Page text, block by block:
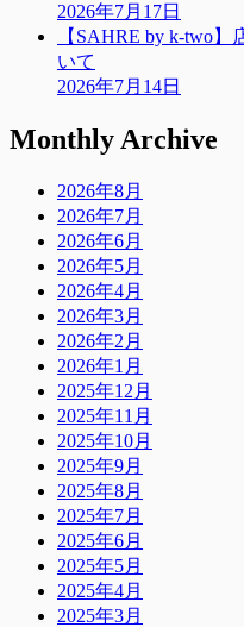
2026年7月17日
【SAHRE by k-two
いて
2026年7月14日
Monthly Archive
2026年8月
2026年7月
2026年6月
2026年5月
2026年4月
2026年3月
2026年2月
2026年1月
2025年12月
2025年11月
2025年10月
2025年9月
2025年8月
2025年7月
2025年6月
2025年5月
2025年4月
2025年3月